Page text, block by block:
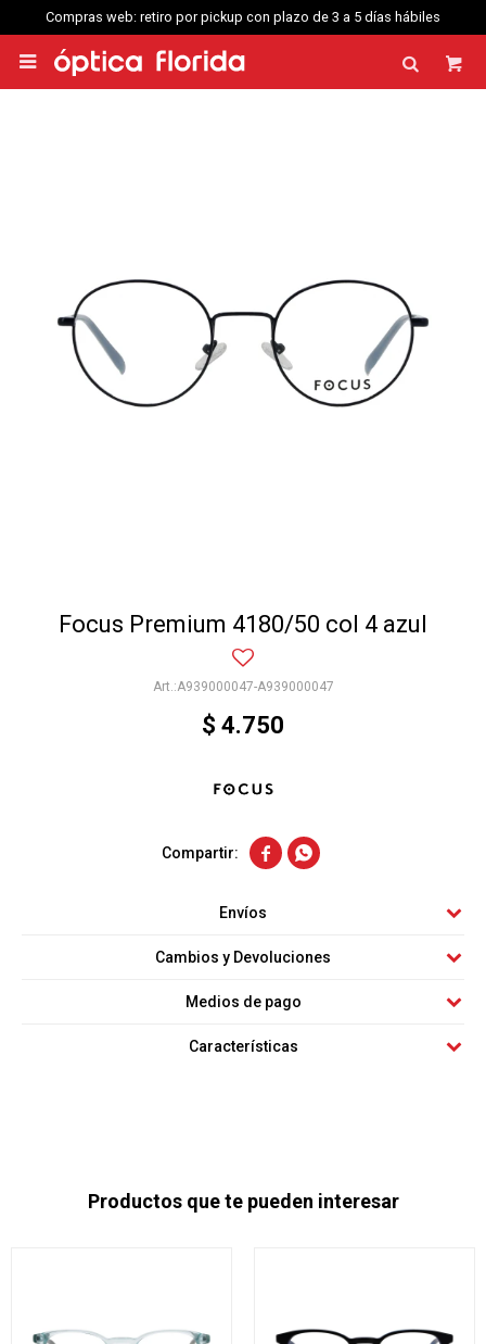
Compras web: retiro por pickup con plazo de 3 a 5 días hábiles

Focus Premium 4180/50 col 4 azul
A939000047-A939000047
$ 4.750
 
Envíos
Cambios y Devoluciones
Medios de pago
Características
Productos que te pueden interesar